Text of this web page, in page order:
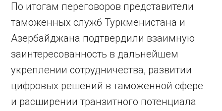
По итогам переговоров представители
таможенных служб Туркменистана и
Азербайджана подтвердили взаимную
заинтересованность в дальнейшем
укреплении сотрудничества, развитии
цифровых решений в таможенной сфере
и расширении транзитного потенциала